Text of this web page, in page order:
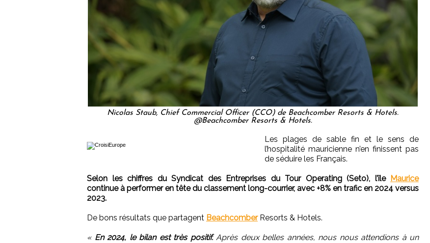
Nicolas Staub, Chief Commercial Officer (CCO) de Beachcomber Resorts & Hotels.
@Beachcomber Resorts & Hotels.
Les plages de sable fin et le sens de
l’hospitalité mauricienne n’en finissent pas
de séduire les Français.
Selon les chiffres du Syndicat des Entreprises du Tour Operating (Seto), l’île
Maurice
continue à performer en tête du classement long-courrier, avec +8% en trafic en 2024 versus
2023.
De bons résultats que partagent BeachcomberResorts & Hotels.
« En 2024, le bilan est très positif.Après deux belles années, nous nous attendions à un